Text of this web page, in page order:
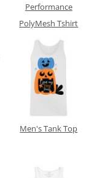
Performance
PolyMesh Tshirt
Men's Tank Top